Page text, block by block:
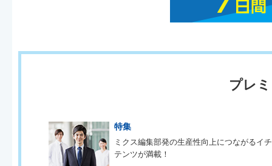
プレ
特集
ミクス編集部発の生産性向上につながるイ
テンツが満載！